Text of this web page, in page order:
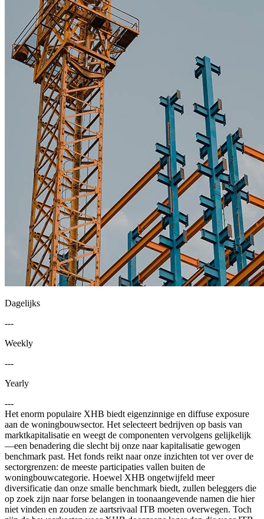
Dagelijks
---
Weekly
---
Yearly
---
Het enorm populaire XHB biedt eigenzinnige en diffuse exposure
aan de woningbouwsector. Het selecteert bedrijven op basis van
marktkapitalisatie en weegt de componenten vervolgens gelijkelijk
—een benadering die slecht bij onze naar kapitalisatie gewogen
benchmark past. Het fonds reikt naar onze inzichten tot ver over de
sectorgrenzen: de meeste participaties vallen buiten de
woningbouwcategorie. Hoewel XHB ongetwijfeld meer
diversificatie dan onze smalle benchmark biedt, zullen beleggers die
op zoek zijn naar forse belangen in toonaangevende namen die hier
niet vinden en zouden ze aartsrivaal ITB moeten overwegen. Toch